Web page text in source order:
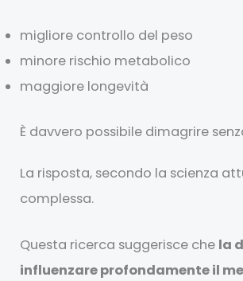
migliore controllo del peso
minore rischio metabolico
maggiore longevità
È davvero possibile dimagrire
La risposta, secondo la scienza
complessa.
Questa ricerca suggerisce che la
influenzare profondamente il